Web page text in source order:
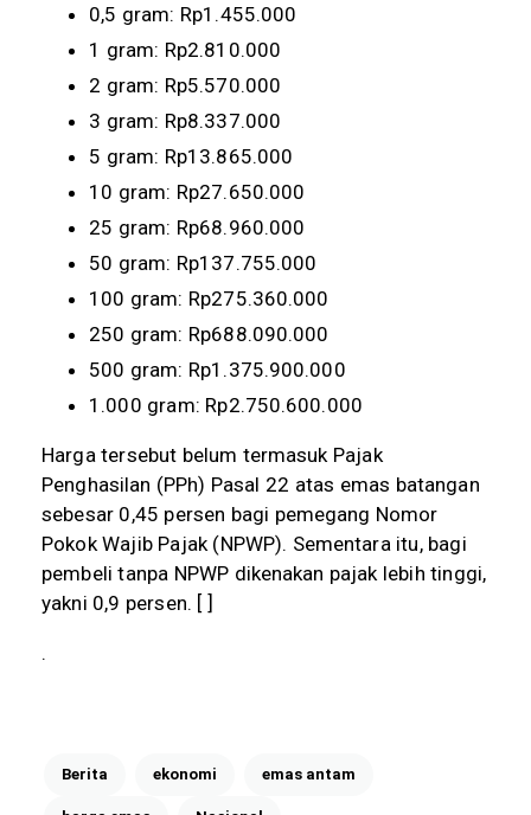
0,5 gram: Rp1.455.000
1 gram: Rp2.810.000
2 gram: Rp5.570.000
3 gram: Rp8.337.000
5 gram: Rp13.865.000
10 gram: Rp27.650.000
25 gram: Rp68.960.000
50 gram: Rp137.755.000
100 gram: Rp275.360.000
250 gram: Rp688.090.000
500 gram: Rp1.375.900.000
1.000 gram: Rp2.750.600.000
Harga tersebut belum termasuk Pajak
Penghasilan (PPh) Pasal 22 atas emas batangan
sebesar 0,45 persen bagi pemegang Nomor
Pokok Wajib Pajak (NPWP). Sementara itu, bagi
pembeli tanpa NPWP dikenakan pajak lebih tinggi,
yakni 0,9 persen. [ ]
.
Berita ekonomi emas antam